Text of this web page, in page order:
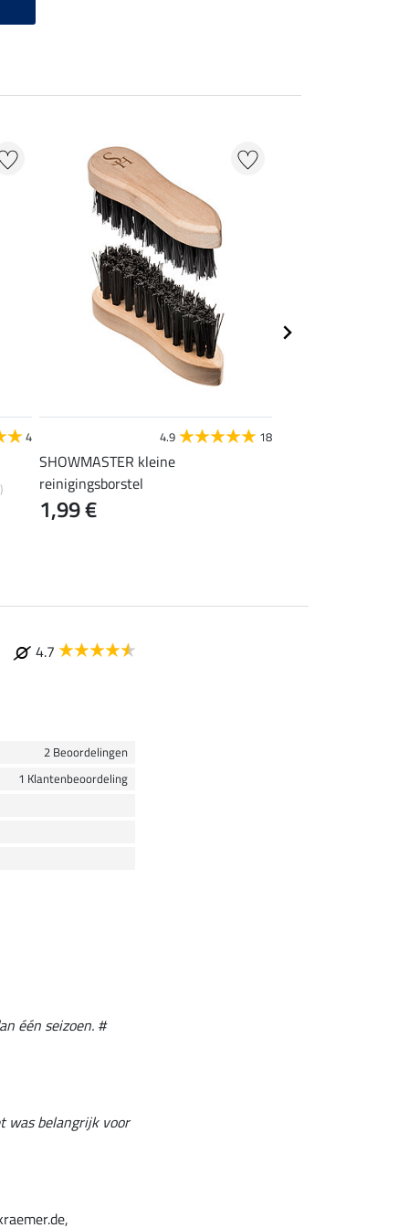
4 4.9 18
SHOWMASTER kleine
reinigingsborstel
1,99 €
4.7
2 Beoordelingen
1 Klantenbeoordeling
één seizoen. #
was belangrijk voor